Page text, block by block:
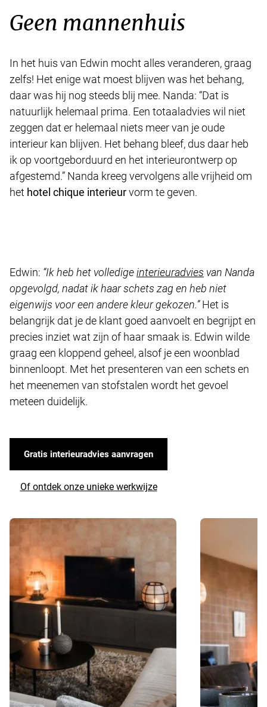
Geen mannenhuis
In het huis van Edwin mocht alles veranderen, graag
zelfs! Het enige wat moest blijven was het behang,
daar was hij nog steeds blij mee. Nanda: “Dat is
natuurlijk helemaal prima. Een totaaladvies wil niet
zeggen dat er helemaal niets meer van je oude
interieur kan blijven. Het behang bleef, dus daar heb
ik op voortgeborduurd en het interieurontwerp op
afgestemd.” Nanda kreeg vervolgens alle vrijheid om
het hotel chique interieurvorm te geven.
Edwin: “Ik heb het volledigeinterieuradvies van Nanda
opgevolgd, nadat ik haar schets zag en heb niet
eigenwijs voor een andere kleur gekozen.”Het is
belangrijk dat je de klant goed aanvoelt en begrijpt en
precies inziet wat zijn of haar smaak is. Edwin wilde
graag een kloppend geheel, alsof je een woonblad
binnenloopt. Met het presenteren van een schets en
het meenemen van stofstalen wordt het gevoel
meteen duidelijk.
Gratis interieuradvies aanvragen
Of ontdek onze unieke werkwijze